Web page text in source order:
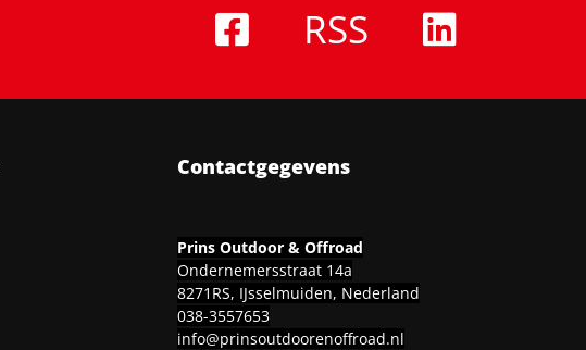
RSS
Contactgegevens
Prins Outdoor & Offroad
Ondernemersstraat 14a
8271RS, IJsselmuiden, Nederland
038-3557653
info@prinsoutdoorenoffroad.nl